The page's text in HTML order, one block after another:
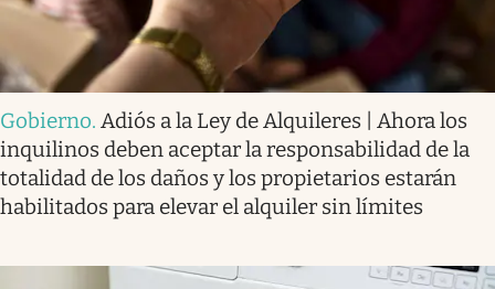
Gobierno. Adiós a la Ley de Alquileres | Ahora los
inquilinos deben aceptar la responsabilidad de la
totalidad de los daños y los propietarios estarán
habilitados para elevar el alquiler sin límites